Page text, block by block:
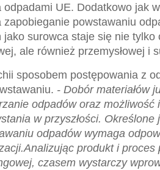
odpadami UE. Dodatkowo jak
powstawaniu
surowca staje się nie tylko
ale również przemysłowej i
sposobem postępowania z
- Dobór materiałów
odpadów oraz możliwość
w przyszłości. Określone
odpadów wymaga
Analizując produkt i proces
czasem wystarczy